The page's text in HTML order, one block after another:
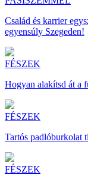
Család és karrier
egyensúly Szegeden!
FÉSZEK
Hogyan alakítsd át a
FÉSZEK
Tartós padlóburkolat
FÉSZEK